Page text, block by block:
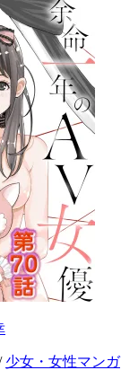
少女・女性マンガ